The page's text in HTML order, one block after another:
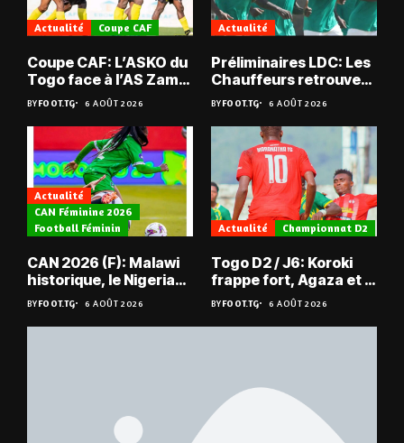
Actualité Coupe CAF
Coupe CAF: L’ASKO du
Togo face à l’AS Zam
du Niger
BYFOOT.TG 6 AOÛT 2026
Actualité
Préliminaires LDC: Les
Chauffeurs retrouvent
les Mimos
BYFOOT.TG 6 AOÛT 2026
Actualité
CAN Féminine 2026
Football Féminin
CAN 2026 (F): Malawi
historique, le Nigeria
sauvé, la Zambie
éliminée
BYFOOT.TG 6 AOÛT 2026
Actualité Championnat D2
Togo D2 / J6: Koroki
frappe fort, Agaza et la
JCA assurent,
suspense avant Sara
FC – Doumbé FC
BYFOOT.TG 6 AOÛT 2026